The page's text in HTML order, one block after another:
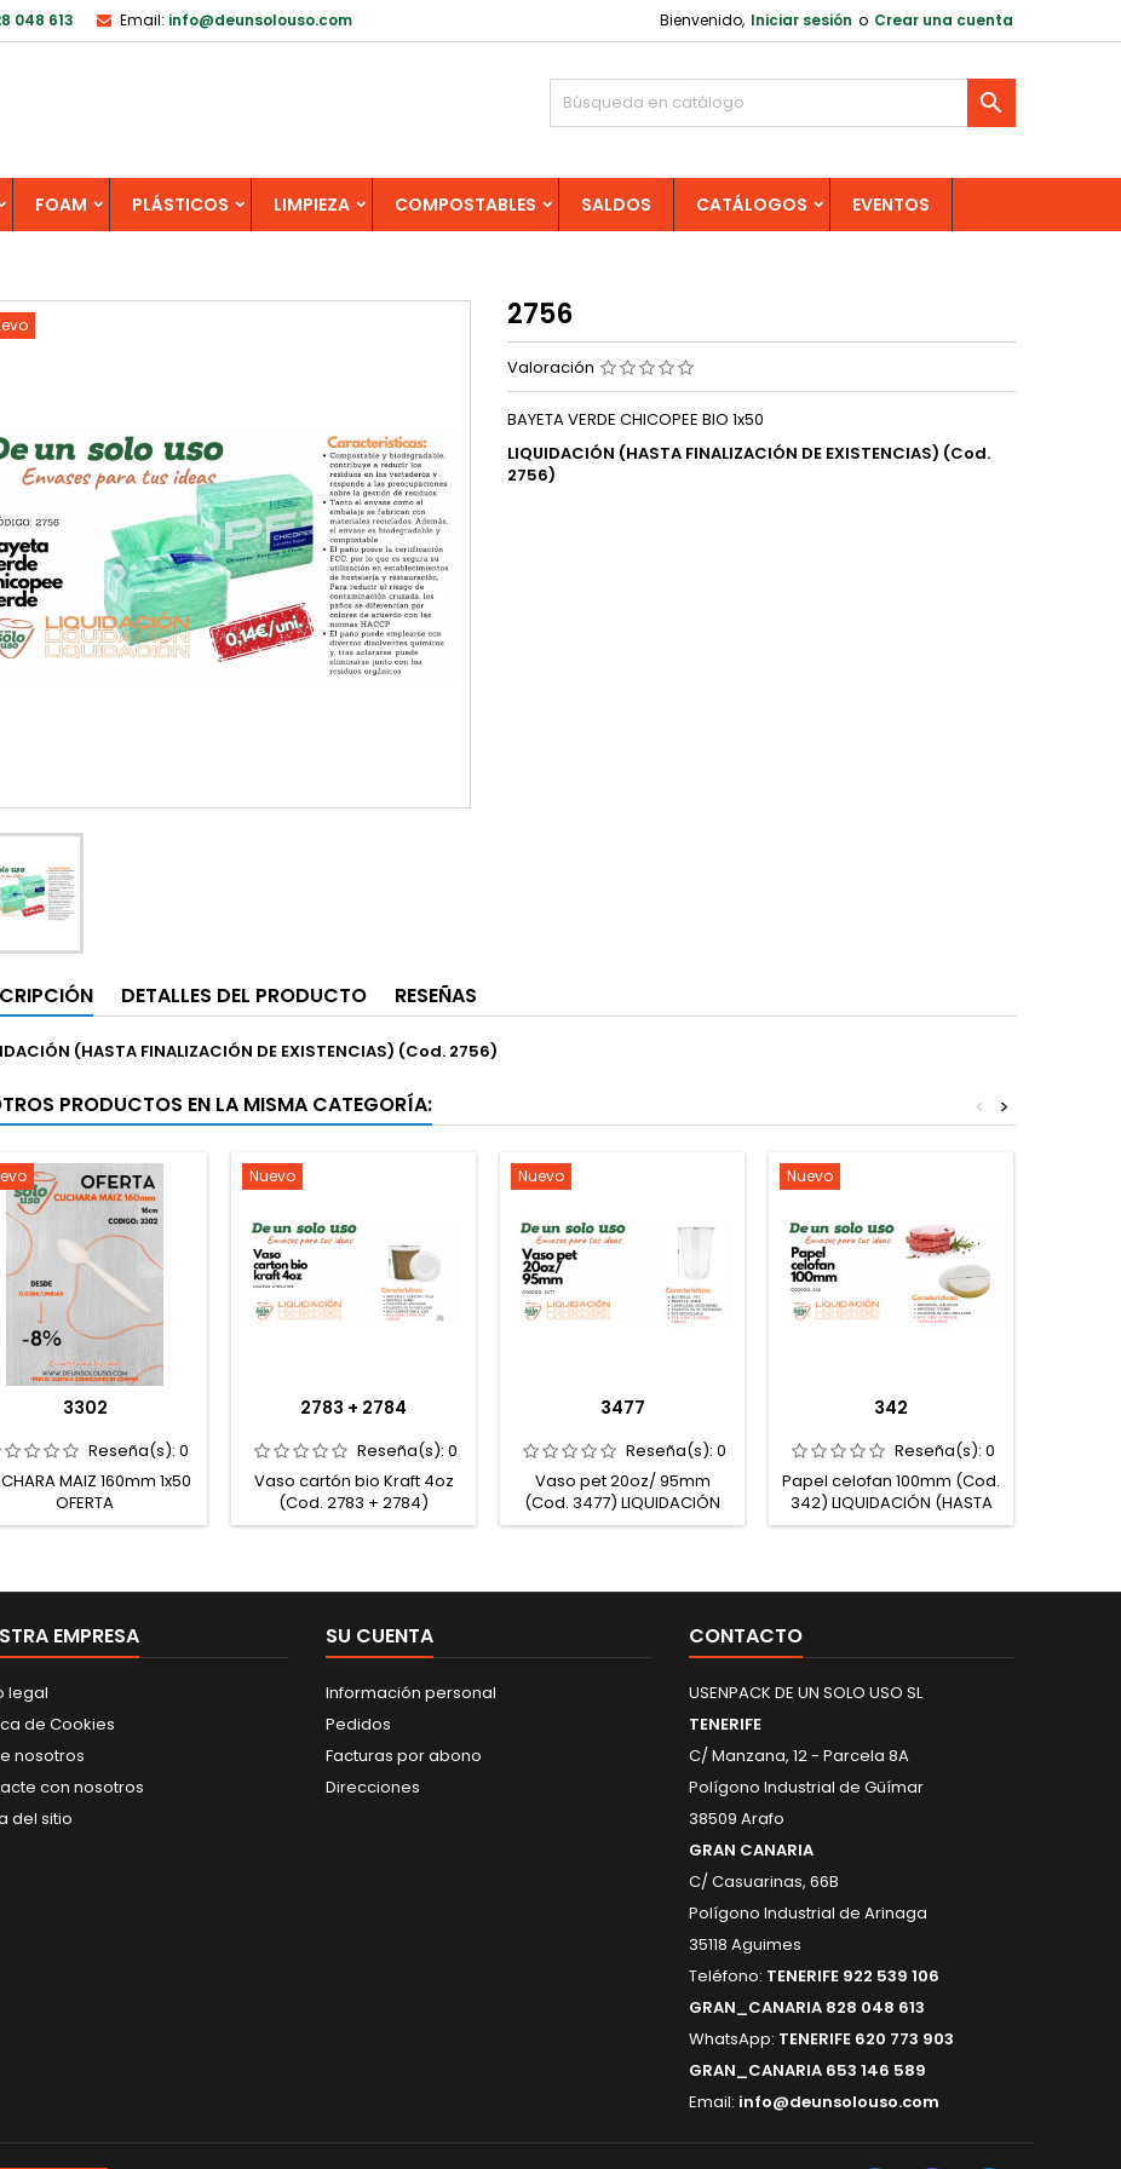
048 613 Email: info@deunsolouso.com Bienvenido, Iniciar sesión o Crear una cuenta

FOAM PLÁSTICOS LIMPIEZA COMPOSTABLES SALDOS CATÁLOGOS EVENTOS
2756
Valoración
BAYETA VERDE CHICOPEE BIO 1x50
LIQUIDACIÓN (HASTA FINALIZACIÓN DE EXISTENCIAS) (Cod.
2756)
DETALLES DEL PRODUCTO RESEÑAS
(HASTA FINALIZACIÓN DE EXISTENCIAS) (Cod. 2756)
PRODUCTOS EN LA MISMA CATEGORÍA: >
<
3302
Reseña(s): 0
MAIZ 160mm 1x50
OFERTA
Nuevo
2783 + 2784
Reseña(s): 0
Vaso cartón bio Kraft 4oz
(Cod. 2783 + 2784)
LIQUIDACIÓN (HASTA
Nuevo
3477
Reseña(s): 0
Vaso pet 20oz/ 95mm
(Cod. 3477) LIQUIDACIÓN
(HASTA FINALIZACIÓN DE
Nuevo
342
Reseña(s): 0
Papel celofan 100mm (Cod.
342) LIQUIDACIÓN (HASTA
FINALIZACIÓN DE
EMPRESA
legal
de Cookies
nosotros
con nosotros
del sitio
SU CUENTA
Información personal
Pedidos
Facturas por abono
Direcciones
CONTACTO
USENPACK DE UN SOLO USO SL
TENERIFE
C/ Manzana, 12 - Parcela 8A
Polígono Industrial de Güímar
38509 Arafo
GRAN CANARIA
C/ Casuarinas, 66B
Polígono Industrial de Arinaga
35118 Aguimes
Teléfono: TENERIFE 922 539 106
GRAN_CANARIA 828 048 613
WhatsApp: TENERIFE 620 773 903
GRAN_CANARIA 653 146 589
Email: info@deunsolouso.com